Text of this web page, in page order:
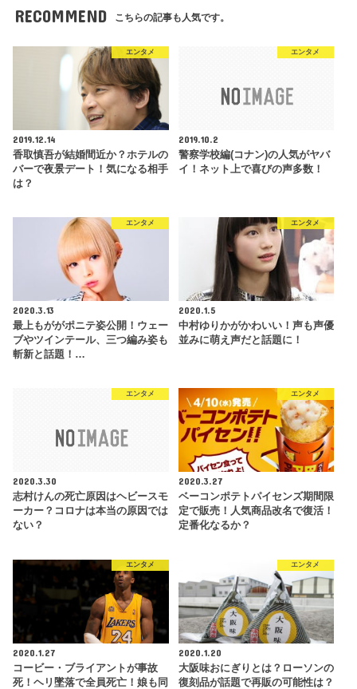
RECOMMEND こちらの記事も人気です。
エンタメ
2019.12.14
香取慎吾が結婚間近か？ホテルの
バーで夜景デート！気になる相手
は？
エンタメ
2019.10.2
警察学校編(コナン)の人気がヤバ
イ！ネット上で喜びの声多数！
エンタメ
2020.3.13
最上もががポニテ姿公開！ウェー
ブやツインテール、三つ編み姿も
斬新と話題！…
エンタメ
2020.1.5
中村ゆりかがかわいい！声も声優
並みに萌え声だと話題に！
エンタメ
2020.3.30
志村けんの死亡原因はヘビースモ
ーカー？コロナは本当の原因では
ない？
エンタメ
2020.3.27
ベーコンポテトパイセンズ期間限
定で販売！人気商品改名で復活！
定番化なるか？
エンタメ
2020.1.27
コービー・ブライアントが事故
死！ヘリ墜落で全員死亡！娘も同
エンタメ
2020.1.20
大阪味おにぎりとは？ローソンの
復刻品が話題で再販の可能性は？